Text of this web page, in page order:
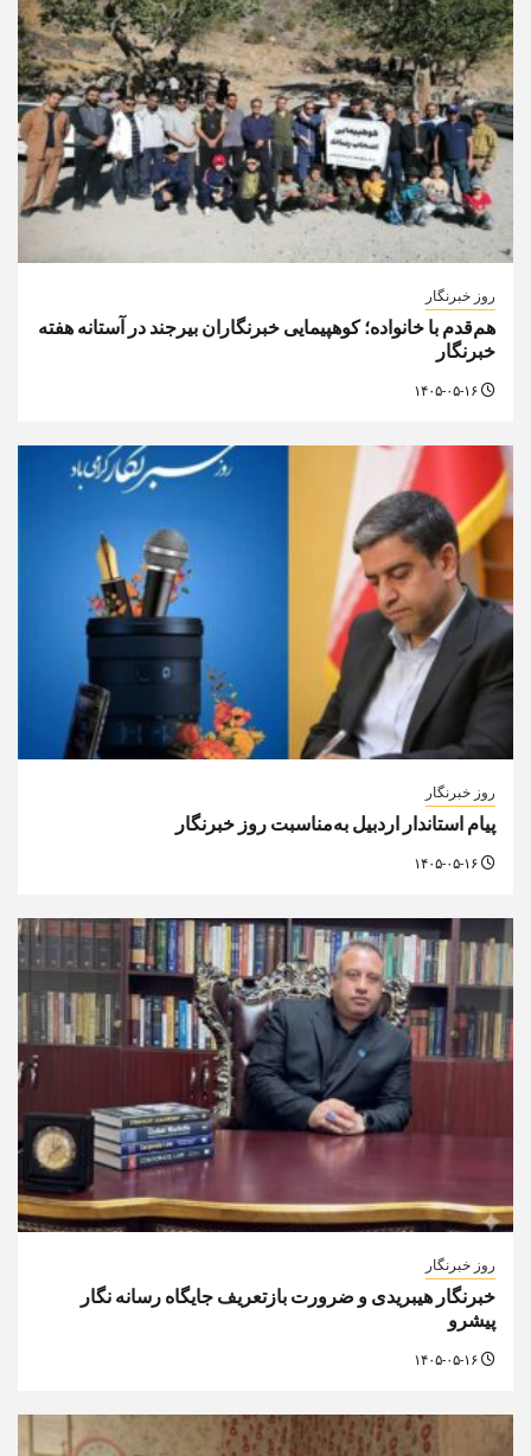
روز خبرنگار
هم‌قدم با خانواده؛ کوهپیمایی خبرنگاران بیرجند در آستانه هفته
خبرنگار
روز خبرنگار
پیام استاندار اردبیل به‌مناسبت روز خبرنگار
روز خبرنگار
خبرنگار هیبریدی و ضرورت بازتعریف جایگاه رسانه ‌نگار
پیشرو